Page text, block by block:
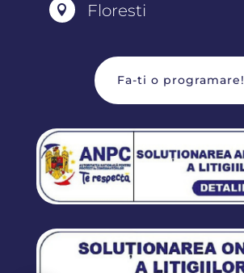
 Floresti
Fa-ti o programare!